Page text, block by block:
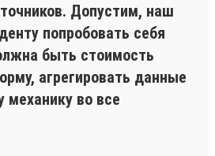
Допустим, наш
попробовать себя
быть стоимость
агрегировать данные
механику во все